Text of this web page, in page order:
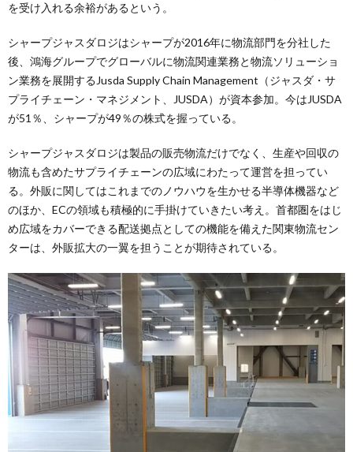
を受け入れる余裕があるという。
シャープジャスダロジはシャープが2016年に物流部門を分社した
後、鴻海グループでグローバルに物流関連業務と物流ソリューショ
ン業務を展開するJusda Supply Chain Management（ジャスダ・サ
プライチェーン・マネジメント、JUSDA）が資本参加。今はJUSDA
が51％、シャープが49％の株式を握っている。
シャープジャスダロジは製品の販売物流だけでなく、生産や回収の
物流も含めたサプライチェーンの広域にわたって運営を担ってい
る。外販に関してはこれまでのノウハウを生かせる半導体機器など
のほか、ECの領域も積極的に手掛けていきたい考え。首都圏をはじ
め広域をカバーできる配送拠点としての機能を備えた関東物流セン
ターは、外販拡大の一翼を担うことが期待されている。